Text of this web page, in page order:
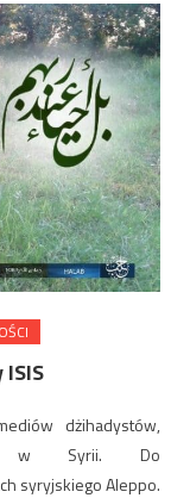
dżihadystów,
w Syrii. Do
syryjskiego Aleppo.